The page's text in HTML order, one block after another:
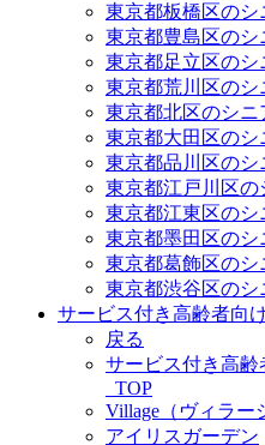
東京都板橋区の
東京都豊島区の
東京都足立区の
東京都荒川区の
東京都北区のシニ
東京都大田区の
東京都品川区の
東京都江戸川区
東京都江東区の
東京都墨田区の
東京都葛飾区の
東京都渋谷区の
サービス付き高齢者向
戻る
サービス付き高
_TOP
Village（ヴィラー
アイリスガーデン